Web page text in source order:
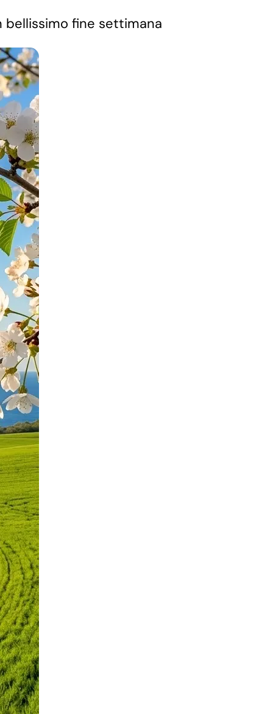
fine settimana